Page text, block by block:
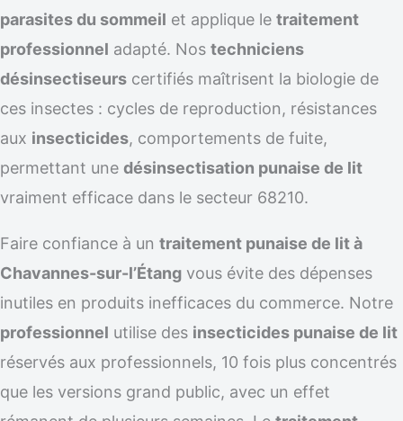
parasites du sommeil et applique le traitement
professionnel adapté. Nos techniciens
désinsectiseurs certifiés maîtrisent la biologie de
ces insectes : cycles de reproduction, résistances
aux insecticides, comportements de fuite,
permettant une désinsectisation punaise de lit
vraiment efficace dans le secteur 68210.
Faire confiance à un traitement punaise de lit à
Chavannes-sur-l’Étang vous évite des dépenses
inutiles en produits inefficaces du commerce. Notre
professionnel utilise des insecticides punaise de lit
réservés aux professionnels, 10 fois plus concentrés
que les versions grand public, avec un effet